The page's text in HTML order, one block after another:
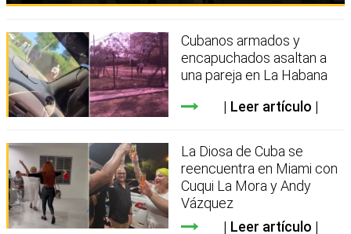
Cubanos armados y
encapuchados asaltan a
una pareja en La Habana
Leer artículo
La Diosa de Cuba se
reencuentra en Miami con
Cuqui La Mora y Andy
Vázquez
Leer artículo